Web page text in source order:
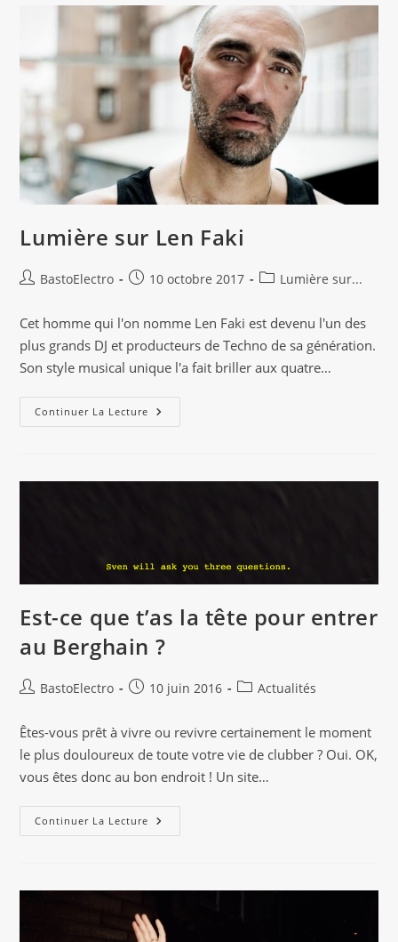
Savoir
Sur
L’emblématique
Videur
Du
Berghain
Lumière sur Len Faki
Auteur/autrice
la
publication :
BastoElectro
Publication
10 octobre 2017
PostLumière sur...
Cet homme qui l'on nomme Len Faki est devenu l'un des
plus grands DJ et producteurs de Techno de sa génération.
Son style musical unique l'a fait briller aux quatre…
Continuer La Lecture Lumière
Sur
Est-ce que t’as la tête pour entrer
au Berghain ?
Auteur/autrice
la
publication :
BastoElectro
Publication
10 juin 2016
PostActualités
Êtes-vous prêt à vivre ou revivre certainement le moment
le plus douloureux de toute votre vie de clubber ? Oui. OK,
vous êtes donc au bon endroit ! Un site…
Continuer La Lecture Est-
Ce
Pour
Au
Berghain